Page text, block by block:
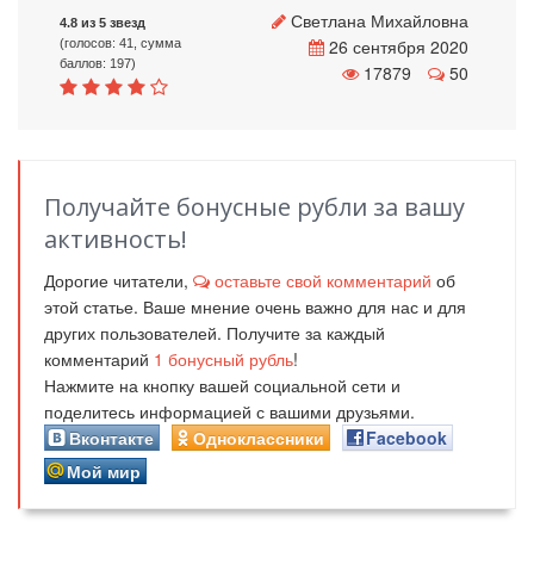
4.8 из 5 звезд
(голосов: 41, сумма
баллов: 197)
Светлана Михайловна
26 сентября 2020
17879
50
Получайте бонусные рубли за вашу
активность!
Дорогие читатели, оставьте свой комментарий об
этой статье. Ваше мнение очень важно для нас и для
других пользователей. Получите за каждый
комментарий 1 бонусный рубль!
Нажмите на кнопку вашей социальной сети и
поделитесь информацией с вашими друзьями.
Вконтакте
Одноклассники
Facebook
Мой мир